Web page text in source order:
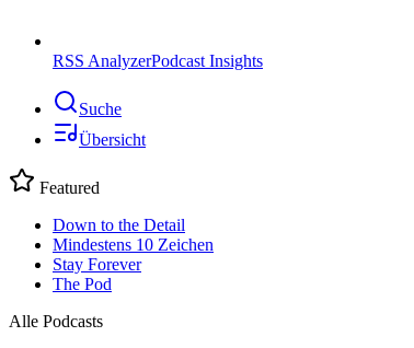
RSS AnalyzerPodcast Insights
Suche
Übersicht
Featured
Down to the Detail
Mindestens 10 Zeichen
Stay Forever
The Pod
Alle Podcasts